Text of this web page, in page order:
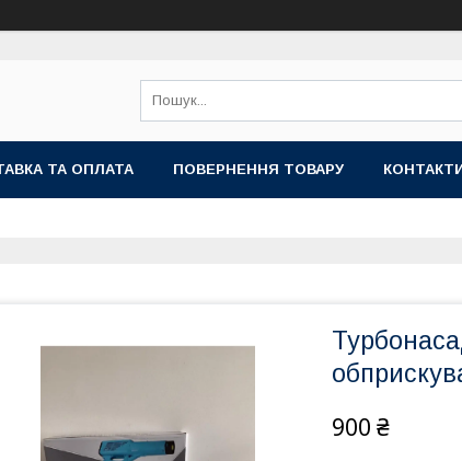
ТА ОПЛАТА ПОВЕРНЕННЯ ТОВАРУ
900 ₴